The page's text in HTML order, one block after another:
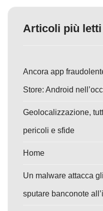
Articoli più letti
Ancora app
Store: Android
Geolocalizzazione,
pericoli e sfide
Home
Un malware attacca
sputare banconote